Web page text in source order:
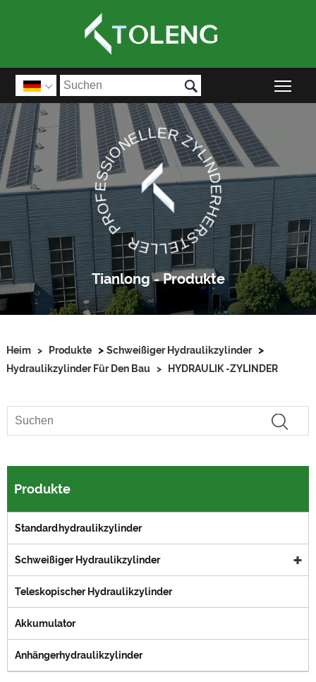
 
PROFESSIONELLER ZYLINDERHERSTELLER
Tianlong - Produkte
Heim > Produkte > Schweißiger Hydraulikzylinder >
Hydraulikzylinder Für Den Bau > HYDRAULIK -ZYLINDER
Produkte
Standardhydraulikzylinder
Schweißiger Hydraulikzylinder
Teleskopischer Hydraulikzylinder
Akkumulator
Anhängerhydraulikzylinder